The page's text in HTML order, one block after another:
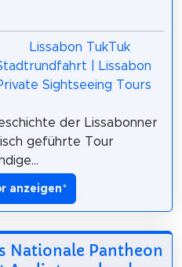
der Lissabonner
geführte Tour
anzeigen*
Nationale Pantheon